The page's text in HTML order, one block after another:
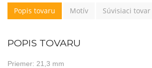
Popis tovaru Motív Súvisiaci tovar
POPIS TOVARU
Priemer: 21,3 mm